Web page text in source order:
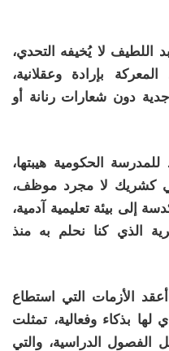
لا يُخيفه التحدي،
بإرادة وعقلانية،
دون شعارات رنانة أو
الحكومية هيبتها،
كشريك لا مجرد موظف،
إلى بيئة تعليمية آدمية،
الذي كنا نحلم به منذ
الأزمات التي استطاع
بذكاء وفعالية، تمثلت
الفصول الدراسية، والتي